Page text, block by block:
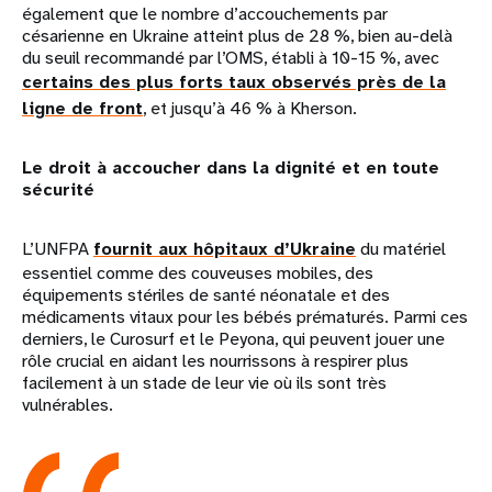
également que le nombre d’accouchements par
césarienne en Ukraine atteint plus de 28 %, bien au-delà
du seuil recommandé par l’OMS, établi à 10-15 %, avec
certains des plus forts taux observés près de la
ligne de front, et jusqu’à 46 % à Kherson.
Le droit à accoucher dans la dignité et en toute
sécurité
L’UNFPA fournit aux hôpitaux d’Ukraine du matériel
essentiel comme des couveuses mobiles, des
équipements stériles de santé néonatale et des
médicaments vitaux pour les bébés prématurés. Parmi ces
derniers, le Curosurf et le Peyona, qui peuvent jouer une
rôle crucial en aidant les nourrissons à respirer plus
facilement à un stade de leur vie où ils sont très
vulnérables.